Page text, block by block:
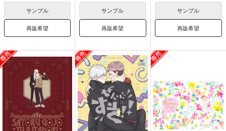
サンプル
再販希望
サンプル
再販希望
サンプル
再販希望